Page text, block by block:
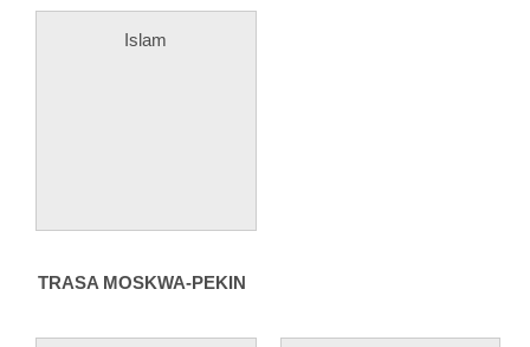
Islam
TRASA MOSKWA-PEKIN